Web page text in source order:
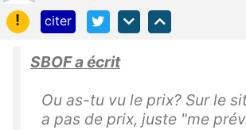
!
citer
SBOF a écrit
Ou as-tu vu le prix? Sur le
a pas de prix, juste "me